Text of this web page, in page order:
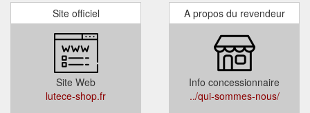
Site officiel
Site Web
lutece-shop.fr
A propos du revendeur
Info concessionnaire
../qui-sommes-nous/